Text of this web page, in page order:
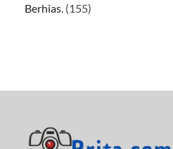
Berhias. (155)